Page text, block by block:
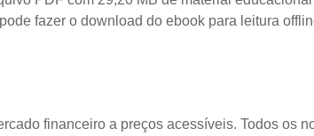
fazer o download do ebook para leitura
financeiro a preços acessíveis. Todos os